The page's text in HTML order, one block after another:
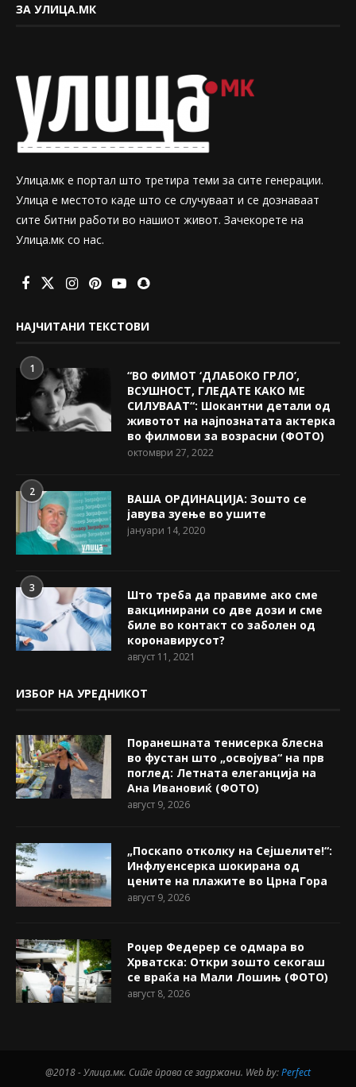
ЗА УЛИЦА.МК
Улица.мк е портал што третира теми за сите генерации.
Улица е местото каде што се случуваат и се дознаваат
сите битни работи во нашиот живот. Зачекорете на
Улица.мк со нас.
НАЈЧИТАНИ ТЕКСТОВИ
1
“ВО ФИМОТ ‘ДЛАБОКО ГРЛО’,
ВСУШНОСТ, ГЛЕДАТЕ КАКО МЕ
СИЛУВААТ“: Шокантни детали од
животот на најпознатата актерка
во филмови за возрасни (ФОТО)
октомври 27, 2022
2
ВАША ОРДИНАЦИЈА: Зошто се
јавува зуење во ушите
јануари 14, 2020
3
Што треба да правиме ако сме
вакцинирани со две дози и сме
биле во контакт со заболен од
коронавирусот?
август 11, 2021
ИЗБОР НА УРЕДНИКОТ
Поранешната тенисерка блесна
во фустан што „освојува“ на прв
поглед: Летната елеганција на
Ана Ивановиќ (ФОТО)
август 9, 2026
„Поскапо отколку на Сејшелите!“:
Инфлуенсерка шокирана од
цените на плажите во Црна Гора
август 9, 2026
Роџер Федерер се одмара во
Хрватска: Откри зошто секогаш
се враќа на Мали Лошињ (ФОТО)
август 8, 2026
@2018 - Улица.мк. Сите права се задржани. Web by:Perfect